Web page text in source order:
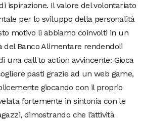
ispirazione. Il valore del volontariato
per lo sviluppo della personalità
motivo li abbiamo coinvolti in un
del Banco Alimentare rendendoli
una call to action avvincente: Gioca
pasti grazie ad un web game,
giocando con il proprio
fortemente in sintonia con le
dimostrando che l’attività